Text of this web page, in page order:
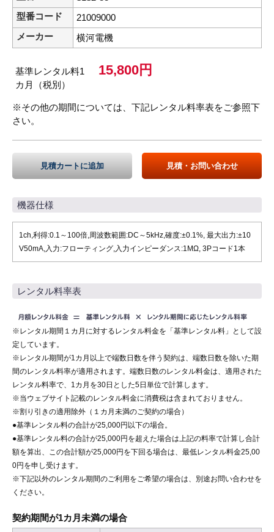
型番コード
21009000
メーカー
横河電機
基準レンタル料1
カ月（税別）
15,800円
※その他の期間については、下記レンタル料率表をご参照下
さい。
見積カートに追加 見積・お問い合わせ
機器仕様
1ch,利得:0.1～100倍,周波数範囲:DC～5kHz,確度:±0.1%, 最大出力:±10
V50mA,入力:フローティング,入力インピーダンス:1MΩ, 3Pコード1本
レンタル料率表
※レンタル期間１カ月に対するレンタル料金を「基準レンタル料」として設
定しています。
※レンタル期間が1カ月以上で端数日数を伴う契約は、端数日数を除いた期
間のレンタル料率が適用されます。端数日数のレンタル料金は、適用された
レンタル料率で、1カ月を30日とした5日単位で計算します。
※当ウェブサイト記載のレンタル料金に消費税は含まれておりません。
※割り引きの適用除外（１カ月未満のご契約の場合）
●基準レンタル料の合計が25,000円以下の場合。
●基準レンタル料の合計が25,000円を超えた場合は上記の料率で計算し合計
額を算出、この合計額が25,000円を下回る場合は、最低レンタル料金25,00
0円を申し受けます。
※下記以外のレンタル期間のご利用をご希望の場合は、別途お問い合わせを
ください。
契約期間が1カ月未満の場合